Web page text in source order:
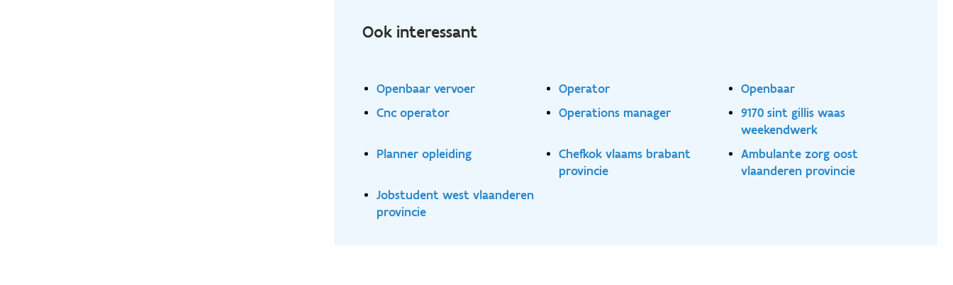
Ook interessant
Openbaar vervoer Operator
Openbaar
Cnc operator
Operations manager
9170 sint gillis waas
weekendwerk
Planner opleiding
Chefkok vlaams brabant
provincie
Ambulante zorg oost
vlaanderen provincie
Jobstudent west vlaanderen
provincie